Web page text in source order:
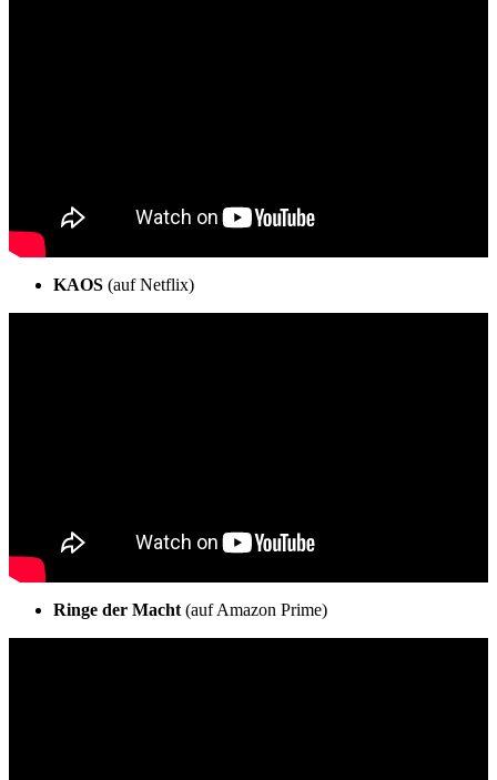
KAOS (auf Netflix)
Ringe der Macht (auf Amazon Prime)